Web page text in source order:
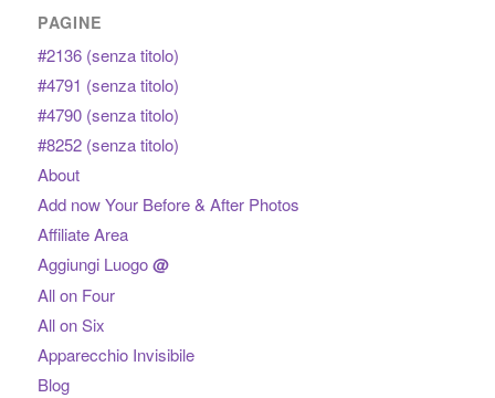
PAGINE
#2136 (senza titolo)
#4791 (senza titolo)
#4790 (senza titolo)
#8252 (senza titolo)
About
Add now Your Before & After Photos
Affiliate Area
Aggiungi Luogo@
All on Four
All on Six
Apparecchio Invisibile
Blog